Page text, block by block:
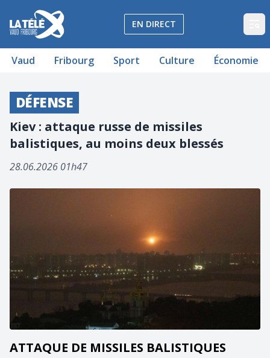
La Télé - Télévision régionale Vaud et Fribourg
EN DIRECT
Vaud Fribourg Sport Culture Économie
DÉFENSE
Kiev : attaque russe de missiles
balistiques, au moins deux blessés
28.06.2026 01h47
ATTAQUE DE MISSILES BALISTIQUES